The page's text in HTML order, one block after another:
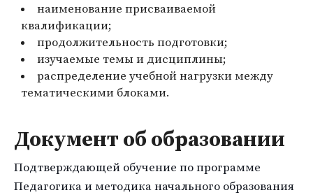
наименование присваиваемой
квалификации;
продолжительность подготовки;
изучаемые темы и дисциплины;
распределение учебной нагрузки между
тематическими блоками.
Документ об образовании
Подтверждающей обучение по программе
Педагогика и методика начального образования